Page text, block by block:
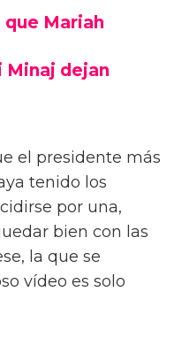
Mariah
Minaj dejan
el presidente más
tenido los
por una,
bien con las
la que se
vídeo es solo